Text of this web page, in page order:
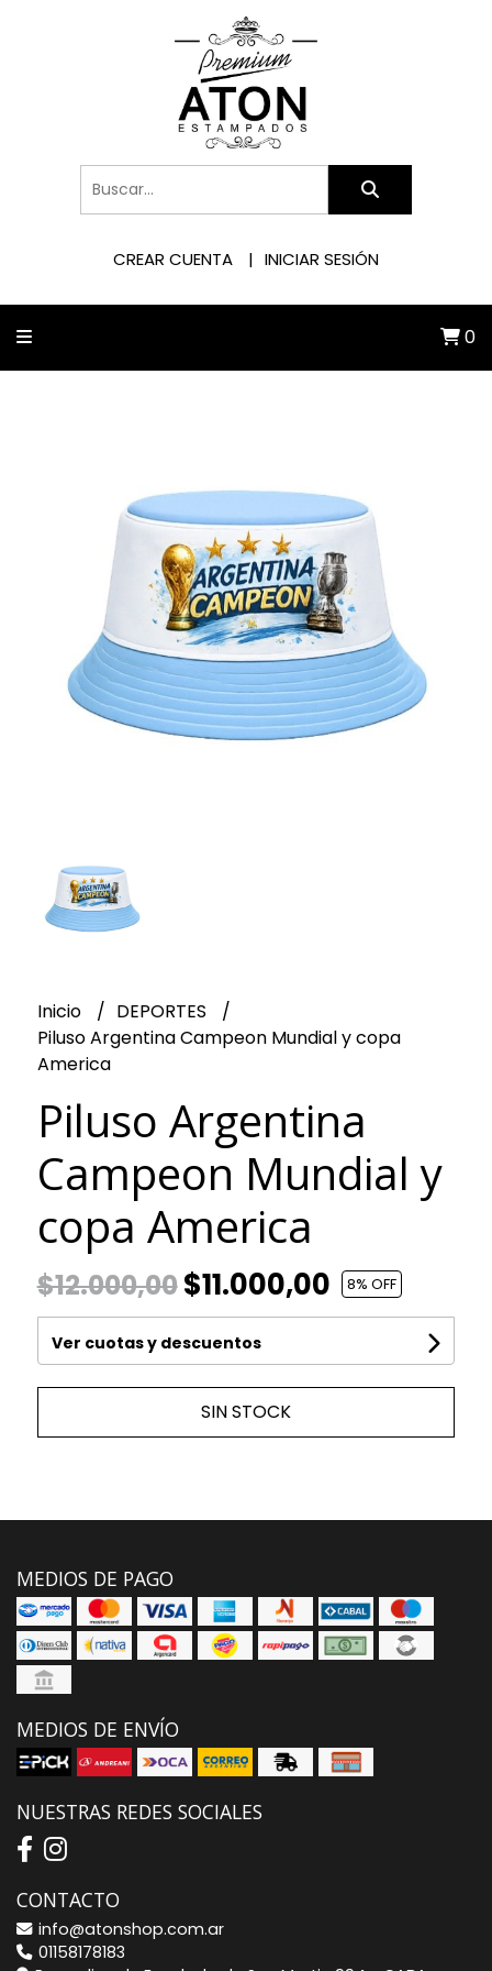
CREAR CUENTA INICIAR SESIÓN
0
Inicio
DEPORTES
Piluso Argentina Campeon Mundial y copa
America
Piluso Argentina
Campeon Mundial y
copa America
$12.000,00$11.000,00 8% OFF
Ver cuotas y descuentos
SIN STOCK
MEDIOS DE PAGO
MEDIOS DE ENVÍO
NUESTRAS REDES SOCIALES
CONTACTO
info@atonshop.com.ar
01158178183